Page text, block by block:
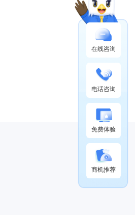
在线咨询
电话咨询
免费体验
商机推荐